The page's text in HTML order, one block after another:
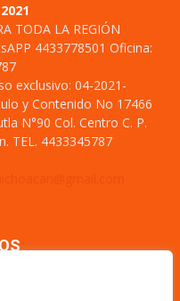
TODA LA REGIÓN
4433778501 Oficina:
exclusivo: 04-2021-
y Contenido No 17466
N°90 Col. Centro C. P.
TEL. 4433345787